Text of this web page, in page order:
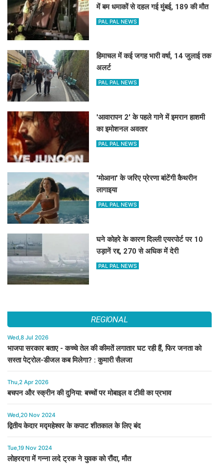
में बम धमाकों से दहल गई मुंबई, 189 की मौत
PAL PAL NEWS
हिमाचल में कई जगह भारी वर्षा, 14 जुलाई तक
अलर्ट
PAL PAL NEWS
'आवारापन 2' के पहले गाने में इमरान हाशमी
का इमोशनल अवतार
PAL PAL NEWS
'मोआना' के जरिए प्रेरणा बांटेंगी कैथरीन
लागाइया
PAL PAL NEWS
घने कोहरे के कारण दिल्ली एयरपोर्ट पर 10
उड़ानें रद्द, 270 से अधिक में देरी
PAL PAL NEWS
REGIONAL
Wed,8 Jul 2026
भाजपा सरकार बताए - कच्चे तेल की कीमतें लगातार घट रही हैं, फिर जनता को
सस्ता पेट्रोल-डीजल कब मिलेगा? : कुमारी सैलजा
Thu,2 Apr 2026
बचपन और स्क्रीन की दुनिया: बच्चों पर मोबाइल व टीवी का प्रभाव
Wed,20 Nov 2024
द्वितीय केदार मद्महेश्वर के कपाट शीतकाल के लिए बंद
Tue,19 Nov 2024
लोहरदगा में गन्ना लदे ट्रक ने युवक को रौंदा, मौत